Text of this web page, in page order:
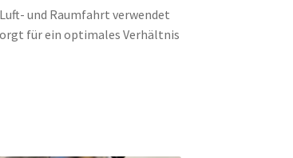
und Raumfahrt verwendet
für ein optimales Verhältnis